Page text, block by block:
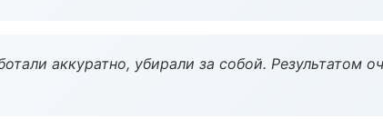
аккуратно, убирали за собой. Результатом